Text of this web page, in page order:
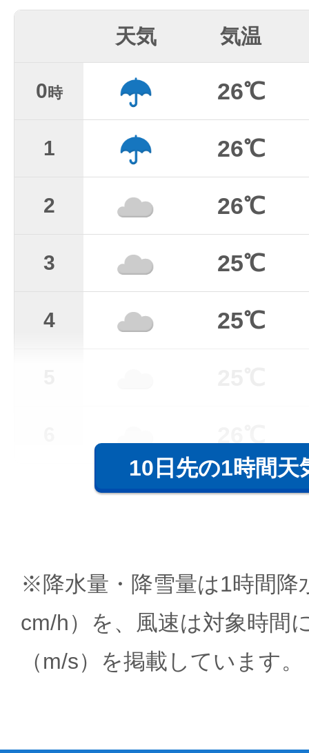
天気 気温
0時 26℃
1 26℃
2 26℃
3 25℃
4 25℃
10日先の1時間天
※降水量・降雪量は1時間降
cm/h）を、風速は対象時間
（m/s）を掲載しています。